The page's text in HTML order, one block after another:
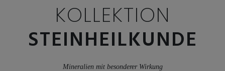
KOLLEKTION
STEINHEILKUNDE
Mineralien mit besonderer Wirkung